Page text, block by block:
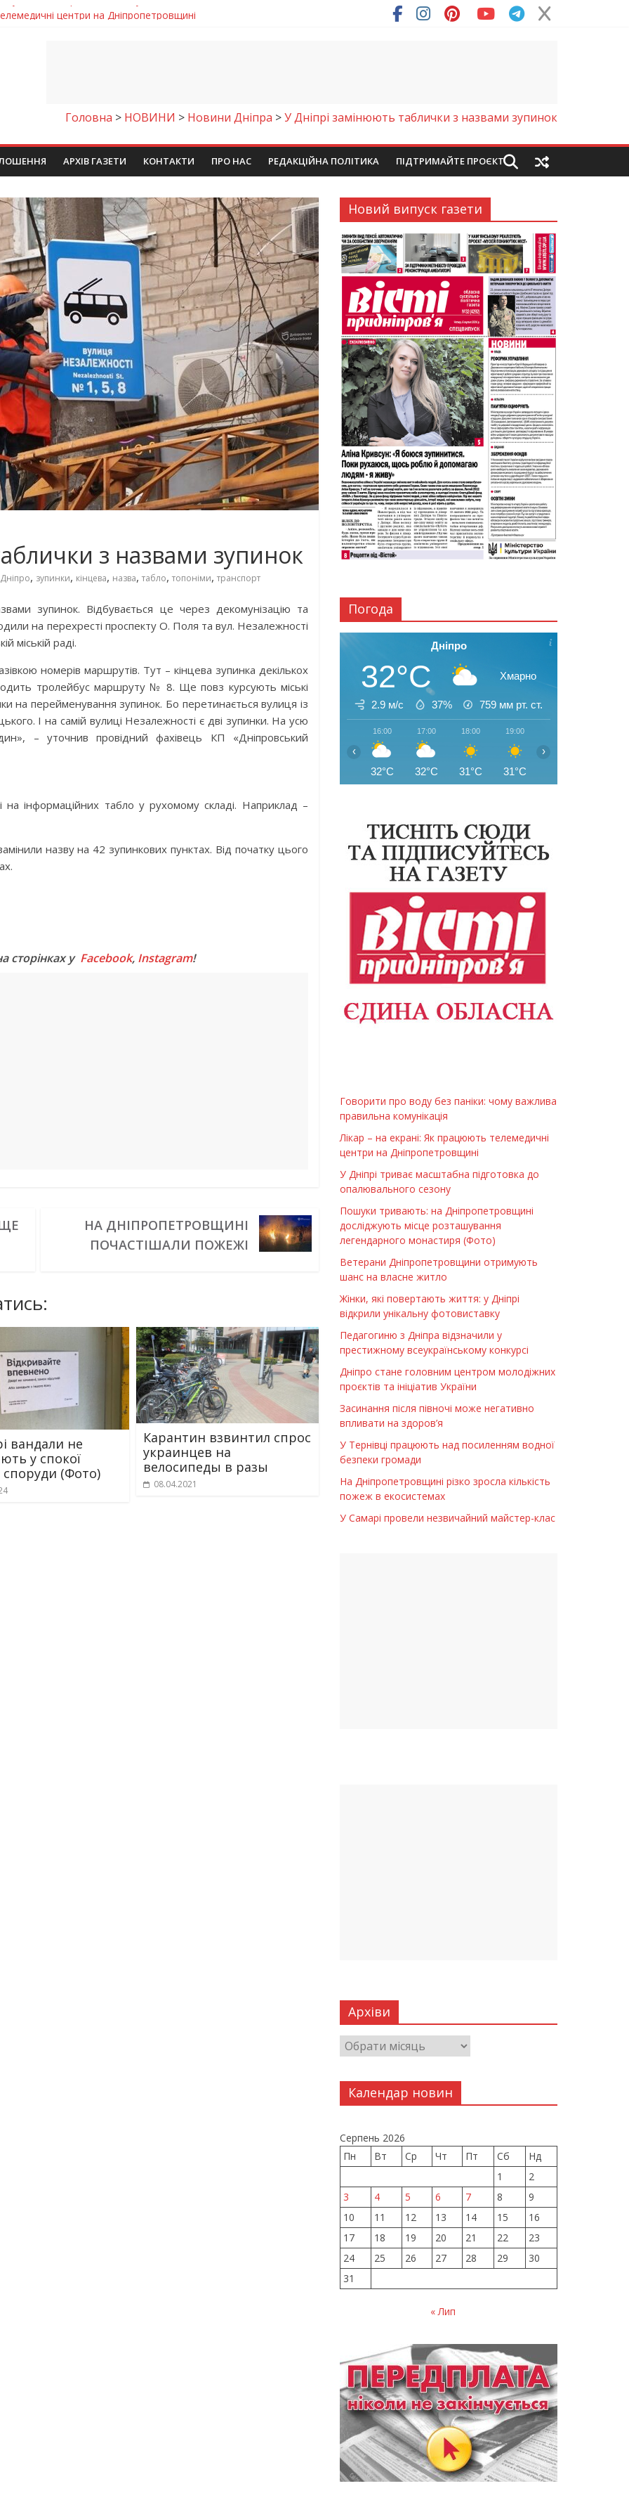
центри на Дніпропетровщині
досліджують місце розташування легендарного монастиря (Фото)
шанс на власне житло
важлива правильна комунікація
Головна > НОВИНИ > Новини Дніпра >У Дніпрі замінюють таблички з назвами зупинок
АРХІВ ГАЗЕТИ КОНТАКТИ ПРО НАС РЕДАКЦІЙНА ПОЛІТИКА ПІДТРИМАЙТЕ ПРОЄКТ
з назвами зупинок
Дніпро, зупинки, кінцева, назва, табло, топоніми, транспорт
зупинок. Відбувається це через декомунізацію та
на перехресті проспекту О. Поля та вул. Незалежності
міській раді.
номерів маршрутів. Тут – кінцева зупинка декількох
тролейбус маршруту № 8. Ще повз курсують міські
на перейменування зупинок. Бо перетинається вулиця із
І на самій вулиці Незалежності є дві зупинки. На усю
– уточнив провідний фахівець КП «Дніпровський
інформаційних табло у рухомому складі. Наприклад –
назву на 42 зупинкових пунктах. Від початку цього
сторінках у Facebook, Instagram!
НА ДНІПРОПЕТРОВЩИНІ
ПОЧАСТІШАЛИ ПОЖЕЖІ
вандали не
у спокої
споруди (Фото)
Карантин взвинтил спрос
украинцев на
велосипеды в разы
08.04.2021
Новий випуск газети
Погода
Дніпро
32°C Хмарно
2.9 м/с 37% 759 мм рт. ст.
16:00
32°C
17:00
32°C
18:00
31°C
19:00
31°C
‹ ›
Говорити про воду без паніки: чому важлива
правильна комунікація
Лікар – на екрані: Як працюють телемедичні
центри на Дніпропетровщині
У Дніпрі триває масштабна підготовка до
опалювального сезону
Пошуки тривають: на Дніпропетровщині
досліджують місце розташування
легендарного монастиря (Фото)
Ветерани Дніпропетровщини отримують
шанс на власне житло
Жінки, які повертають життя: у Дніпрі
відкрили унікальну фотовиставку
Педагогиню з Дніпра відзначили у
престижному всеукраїнському конкурсі
Дніпро стане головним центром молодіжних
проєктів та ініціатив України
Засинання після півночі може негативно
впливати на здоров’я
У Тернівці працюють над посиленням водної
безпеки громади
На Дніпропетровщині різко зросла кількість
пожеж в екосистемах
У Самарі провели незвичайний майстер-клас
Архіви
Календар новин
Серпень 2026
Пн
Вт Ср Чт Пт Сб
Нд
1
2
3
4 5 6 7 8
9
10
11 12 13 14 15
16
17
18 19 20 21 22
23
24
25 26 27 28 29
30
31
« Лип